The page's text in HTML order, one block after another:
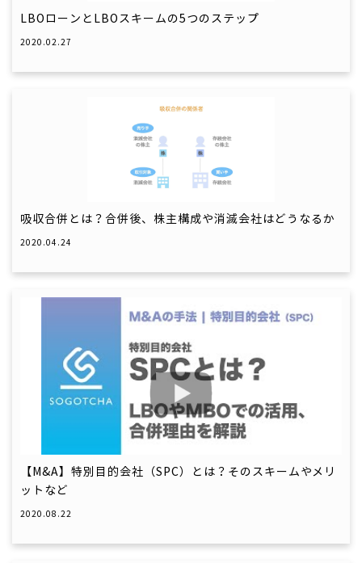
LBOローンとLBOスキームの5つのステップ
2020.02.27
吸収合併とは？合併後、株主構成や消滅会社はどうなるか
2020.04.24
【M&A】特別目的会社（SPC）とは？そのスキームやメリ
ットなど
2020.08.22